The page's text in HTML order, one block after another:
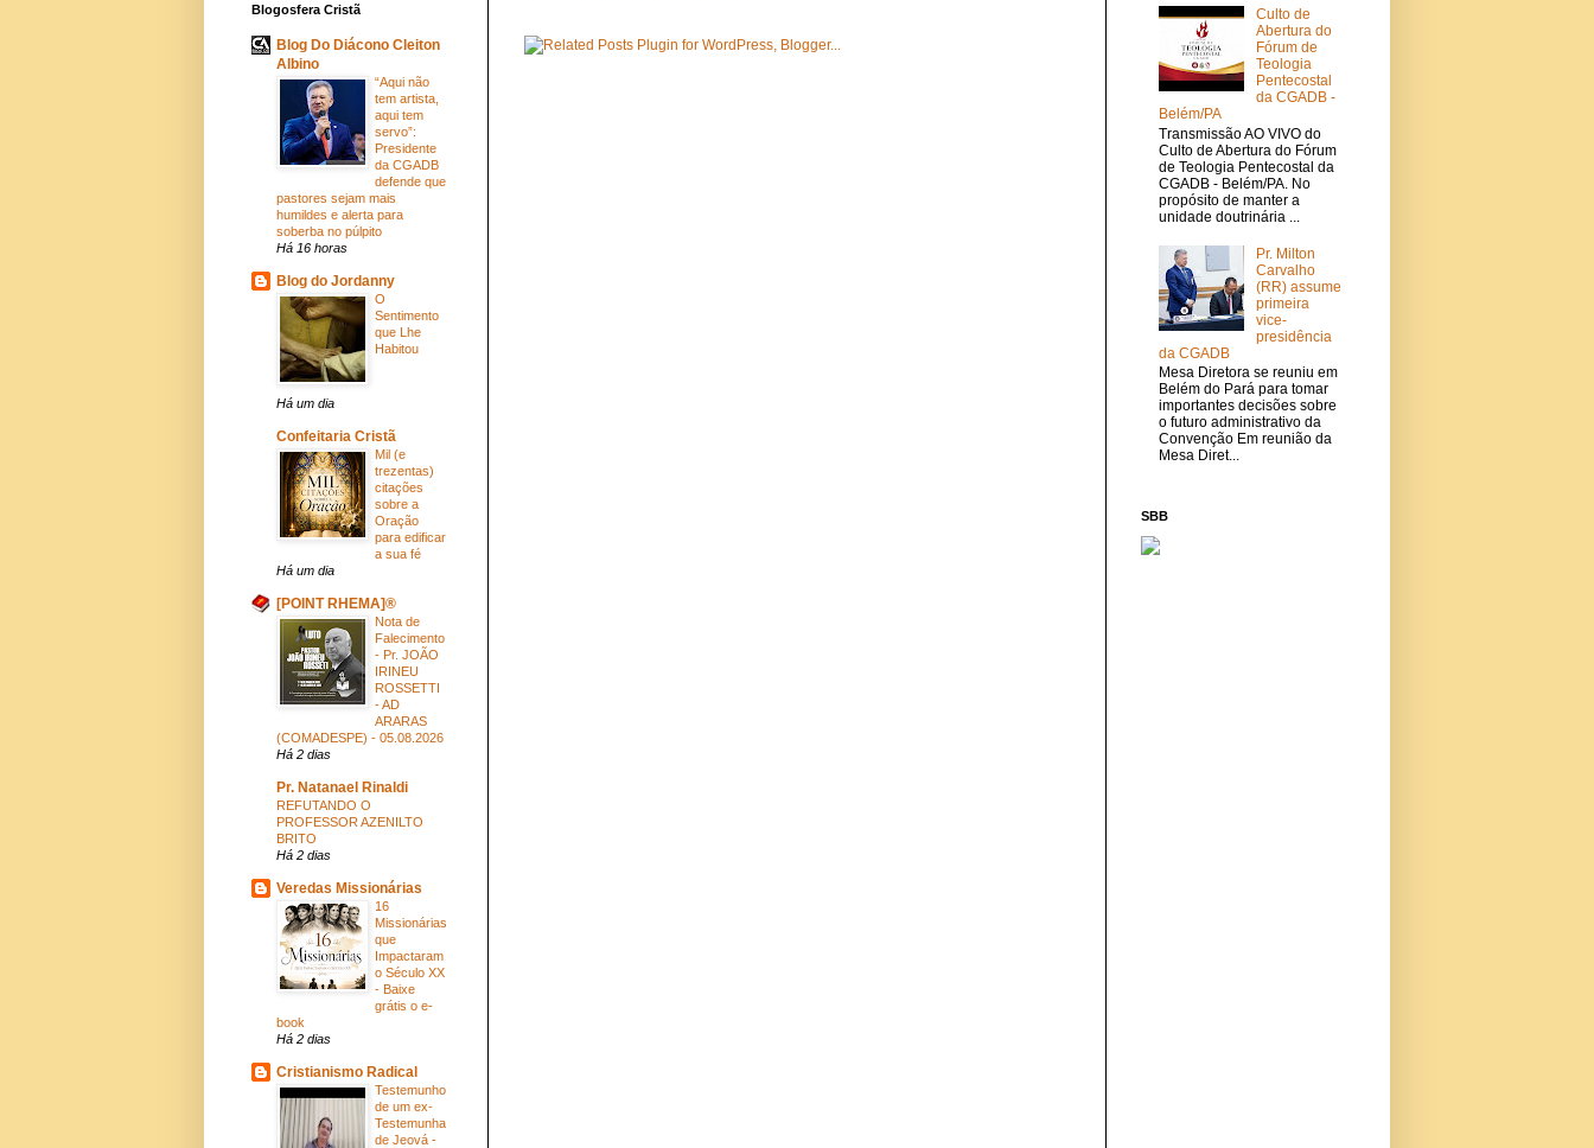
Blogosfera Cristã
Blog Do Diácono Cleiton
Albino
“Aqui não
tem artista,
aqui tem
servo”:
Presidente
da CGADB
defende que
pastores sejam mais
humildes e alerta para
soberba no púlpito
Há 16 horas
Blog do Jordanny
O
Sentimento
que Lhe
Habitou
Há um dia
Confeitaria Cristã
Mil (e
trezentas)
citações
sobre a
Oração
para edificar
a sua fé
Há um dia
[POINT RHEMA]®
Nota de
Falecimento
- Pr. JOÃO
IRINEU
ROSSETTI
- AD
ARARAS
(COMADESPE) - 05.08.2026
Há 2 dias
Pr. Natanael Rinaldi
REFUTANDO O
PROFESSOR AZENILTO
BRITO
Há 2 dias
Veredas Missionárias
16
Missionárias
que
Impactaram
o Século XX
- Baixe
grátis o e-
book
Há 2 dias
Cristianismo Radical
Testemunho
de um ex-
Testemunha
de Jeová -
Culto de
Abertura do
Fórum de
Teologia
Pentecostal
da CGADB -
Belém/PA
Transmissão AO VIVO do
Culto de Abertura do Fórum
de Teologia Pentecostal da
CGADB - Belém/PA. No
propósito de manter a
unidade doutrinária ...
Pr. Milton
Carvalho
(RR) assume
primeira
vice-
presidência
da CGADB
Mesa Diretora se reuniu em
Belém do Pará para tomar
importantes decisões sobre
o futuro administrativo da
Convenção Em reunião da
Mesa Diret...
SBB